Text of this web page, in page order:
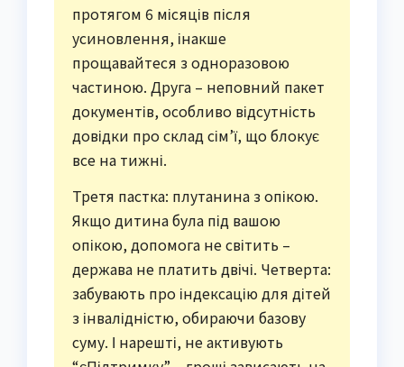
протягом 6 місяців після
усиновлення, інакше
прощавайтеся з одноразовою
частиною. Друга – неповний пакет
документів, особливо відсутність
довідки про склад сім’ї, що блокує
все на тижні.
Третя пастка: плутанина з опікою.
Якщо дитина була під вашою
опікою, допомога не світить –
держава не платить двічі. Четверта:
забувають про індексацію для дітей
з інвалідністю, обираючи базову
суму. І нарешті, не активують